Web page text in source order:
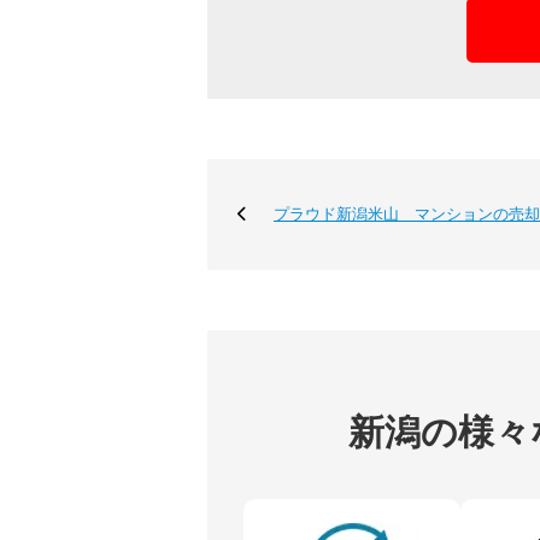
プラウド新潟米山 マンションの売
新潟の様